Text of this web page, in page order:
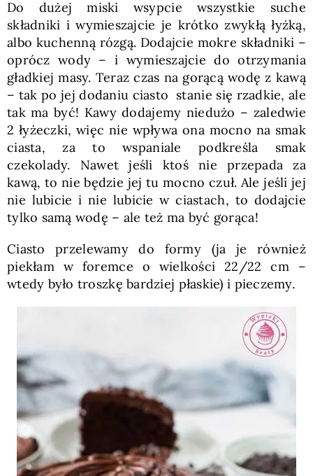
Do dużej miski wsypcie wszystkie suche
składniki i wymieszajcie je krótko zwykłą łyżką,
albo kuchenną rózgą. Dodajcie mokre składniki –
oprócz wody – i wymieszajcie do otrzymania
gładkiej masy. Teraz czas na gorącą wodę z kawą
– tak po jej dodaniu ciasto stanie się rzadkie, ale
tak ma być! Kawy dodajemy niedużo – zaledwie
2 łyżeczki, więc nie wpływa ona mocno na smak
ciasta, za to wspaniale podkreśla smak
czekolady. Nawet jeśli ktoś nie przepada za
kawą, to nie będzie jej tu mocno czuł. Ale jeśli jej
nie lubicie i nie lubicie w ciastach, to dodajcie
tylko samą wodę – ale też ma być gorąca!
Ciasto przelewamy do formy (ja je również
piekłam w foremce o wielkości 22/22 cm –
wtedy było troszkę bardziej płaskie) i pieczemy.